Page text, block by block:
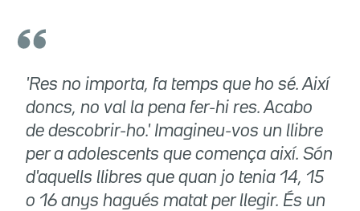
'Res no importa, fa temps que ho sé. Així
doncs, no val la pena fer-hi res. Acabo
de descobrir-ho.' Imagineu-vos un llibre
per a adolescents que comença així. Són
d'aquells llibres que quan jo tenia 14, 15
o 16 anys hagués matat per llegir. És un